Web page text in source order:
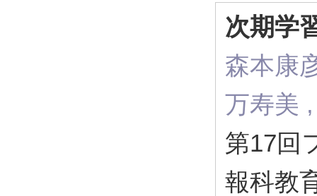
次期学
森本康
万寿美
第17回
報科教